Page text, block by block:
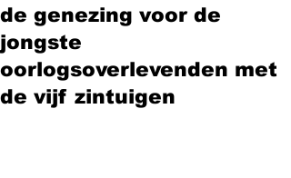
de genezing voor de
jongste
oorlogsoverlevenden met
de vijf zintuigen